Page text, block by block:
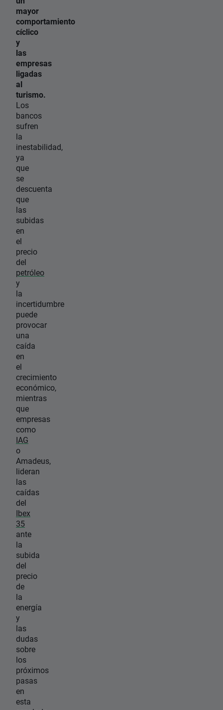
mayor
comportamiento
cíclico
y
las
empresas
ligadas
al
turismo.
Los
bancos
sufren
la
inestabilidad,
ya
que
se
descuenta
que
las
subidas
en
el
precio
del
petróleo
y
la
incertidumbre
puede
provocar
una
caída
en
el
crecimiento
económico,
mientras
que
empresas
como
IAG
o
Amadeus,
lideran
las
caídas
del
Ibex
35
ante
la
subida
del
precio
de
la
energía
y
las
dudas
sobre
los
próximos
pasas
en
esta